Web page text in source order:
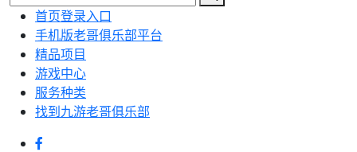
首页登录入口
手机版老哥俱乐部平台
精品项目
游戏中心
服务种类
找到九游老哥俱乐部